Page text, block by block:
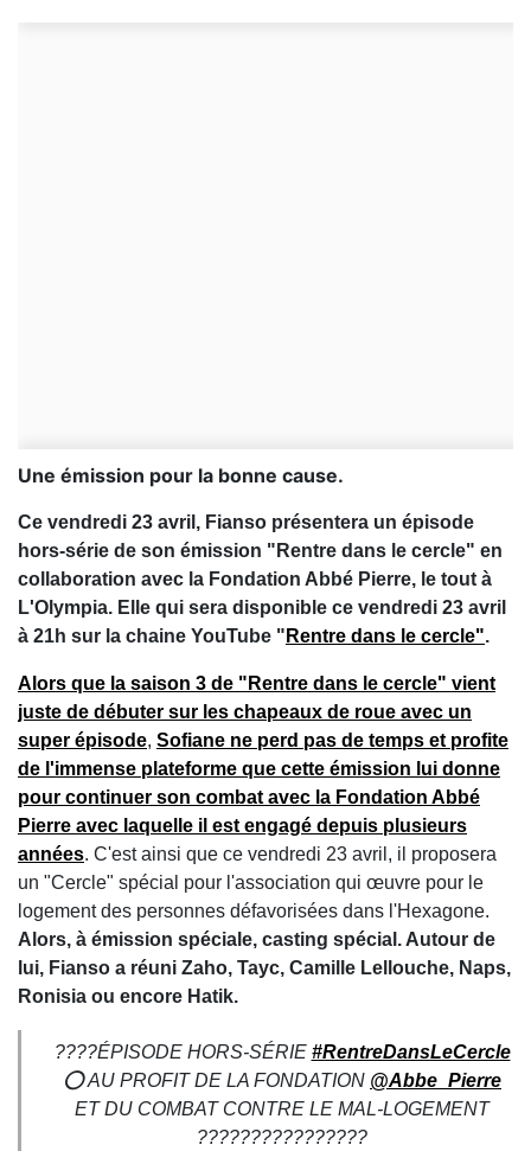
Une émission pour la bonne cause.
Ce vendredi 23 avril, Fianso présentera un épisode
hors-série de son émission "Rentre dans le cercle" en
collaboration avec la Fondation Abbé Pierre, le tout à
L'Olympia. Elle qui sera disponible ce vendredi 23 avril
à 21h sur la chaine YouTube " Rentre dans le cercle".
Alors que la saison 3 de "Rentre dans le cercle" vient
juste de débuter sur les chapeaux de roue avec un
super épisode, Sofiane ne perd pas de temps et profite
de l'immense plateforme que cette émission lui donne
pour continuer son combat avec la Fondation Abbé
Pierre avec laquelle il est engagé depuis plusieurs
années. C'est ainsi que ce vendredi 23 avril, il proposera
un "Cercle" spécial pour l'association qui œuvre pour le
logement des personnes défavorisées dans l'Hexagone.
Alors, à émission spéciale, casting spécial. Autour de
lui, Fianso a réuni Zaho, Tayc, Camille Lellouche, Naps,
Ronisia ou encore Hatik.
????ÉPISODE HORS-SÉRIE #RentreDansLeCercle
⭕ AU PROFIT DE LA FONDATION @Abbe_Pierre
ET DU COMBAT CONTRE LE MAL-LOGEMENT
????????????????